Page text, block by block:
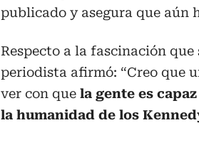
publicado y asegura que aún
Respecto a la fascinación
periodista afirmó: “Creo que
ver con que la gente es
la humanidad de los